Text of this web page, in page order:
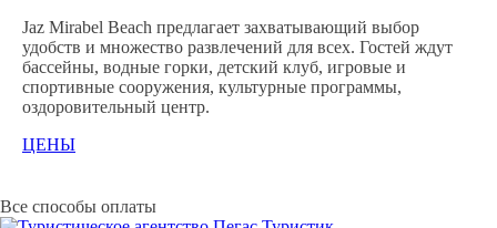
Jaz Mirabel Beach предлагает захватывающий выбор
удобств и множество развлечений для всех. Гостей ждут
бассейны, водные горки, детский клуб, игровые и
спортивные сооружения, культурные программы,
оздоровительный центр.
ЦЕНЫ
Все способы оплаты